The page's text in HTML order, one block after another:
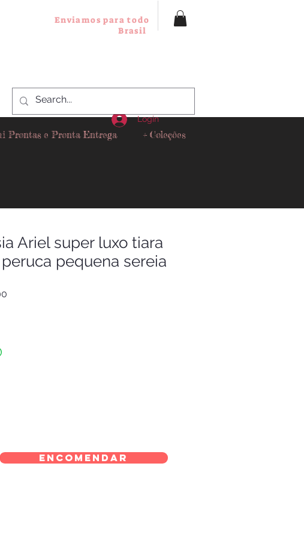
Enviamos para todo
Brasil
Prontas e Pronta Entrega + Coleções
Login
Ariel super luxo tiara
pequena sereia
Encomendar